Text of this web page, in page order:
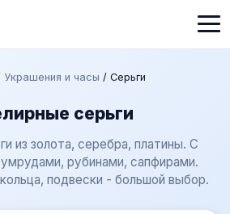
Украшения и часы / Серьги
серьги
из золота, серебра, платины. С
рубинами, сапфирами.
подвески - большой выбор.